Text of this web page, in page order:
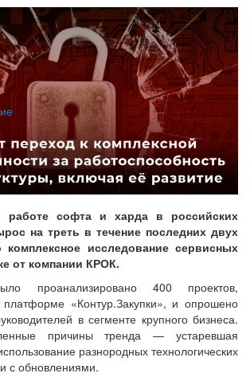
софта и харда в российских
на треть в течение последних двух
комплексное исследование сервисных
от компании КРОК.
проанализировано 400 проектов,
«Контур.Закупки», и опрошено
в сегменте крупного бизнеса.
причины тренда — устаревшая
разнородных технологических
с обновлениями.